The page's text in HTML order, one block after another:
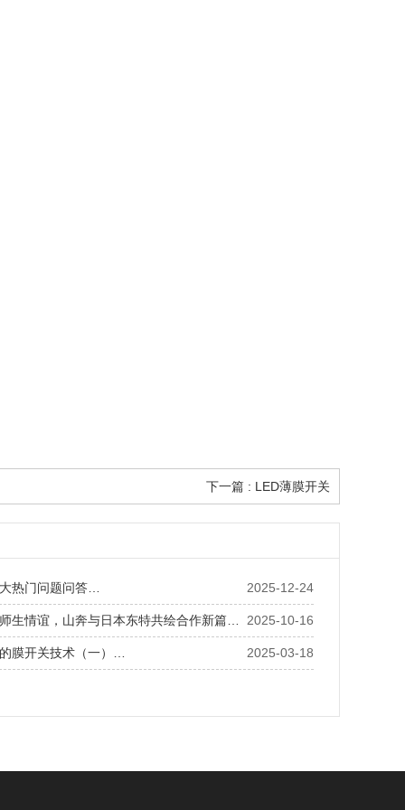
下一篇 : LED薄膜开关
2025-12-24
热门问题问答…
2025-10-16
生情谊，山奔与日本东特共绘合作新篇…
2025-03-18
膜开关技术（一）…